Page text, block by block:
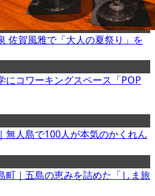
佐賀風雅で「大人の夏祭り」を
にコワーキングスペース「POP
無人島で100人が本気のかくれん
町｜五島の恵みを詰めた「しま旅